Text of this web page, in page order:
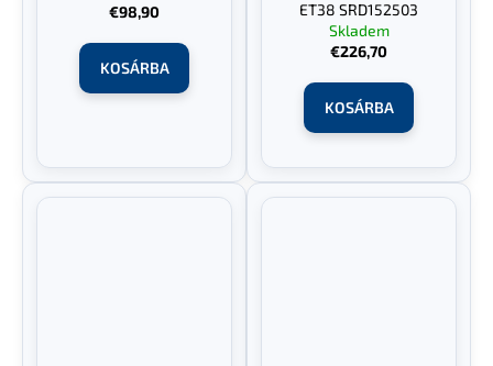
€98,90
KOSÁRBA
ET38 SRD152503
Skladem
€226,70
KOSÁRBA